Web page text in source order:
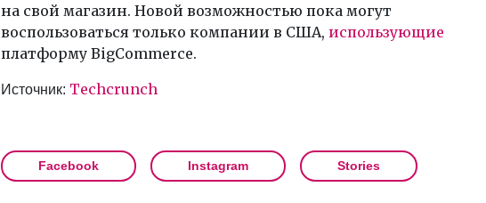
на свой магазин. Новой возможностью пока могут
воспользоваться только компании в США, использующие
платформу BigCommerce.
Источник: Techcrunch
Facebook Instagram Stories